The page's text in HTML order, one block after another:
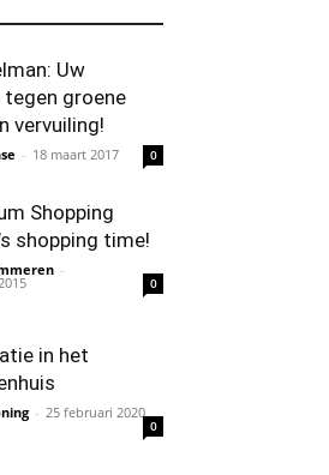
Uw
tegen groene
vervuiling!
- 18 maart 2017 0
Shopping
shopping time!
-
0
in het
- 25 februari 2020
0